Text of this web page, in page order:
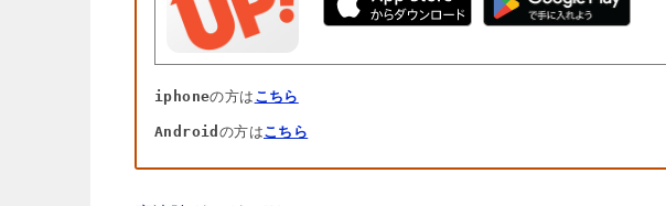
iphoneの方は こちら
Android の方はこちら